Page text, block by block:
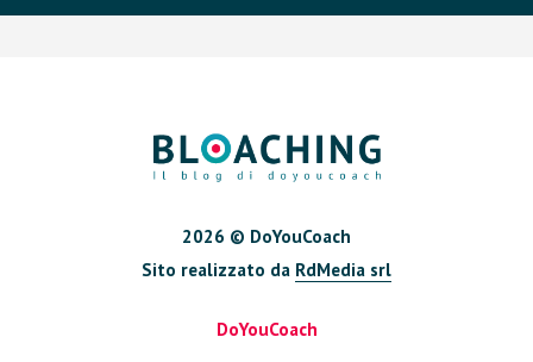
2026 © DoYouCoach
Sito realizzato da RdMedia srl
DoYouCoach